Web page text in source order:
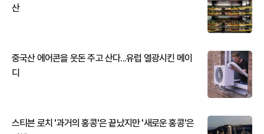
산
중국산 에어콘을 웃돈 주고 산다...유럽 열광시킨 메이
디
스티븐 로치 '과거의 홍콩'은 끝났지만 '새로운 홍콩'은